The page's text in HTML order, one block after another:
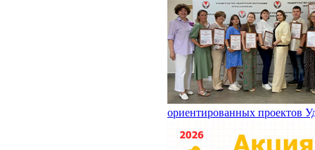
ориентированных проектов